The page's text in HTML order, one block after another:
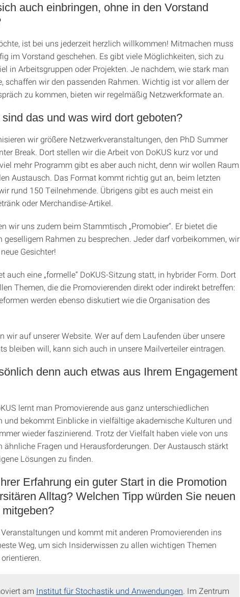
auch einbringen, ohne in den Vorstand
ist bei uns jederzeit herzlich willkommen! Mitmachen muss
im Vorstand geschehen. Es gibt viele Möglichkeiten, sich zu
in Arbeitsgruppen oder Projekten. Je nachdem, wie stark man
schaffen wir den passenden Rahmen. Wichtig ist vor allem der
zu kommen, bieten wir regelmäßig Netzwerkformate an.
das und was wird dort geboten?
wir größere Netzwerkveranstaltungen, den PhD Summer
Break. Dort stellen wir die Arbeit von DoKUS kurz vor und
mehr Programm gibt es aber auch nicht, denn wir wollen Raum
Austausch. Das Format kommt richtig gut an, beim letzten
rund 150 Teilnehmende. Übrigens gibt es auch meist ein
oder Merchandise-Artikel.
wir uns zudem beim Stammtisch „Promobier“. Er bietet die
geselligem Rahmen zu besprechen. Jeder darf vorbeikommen, wir
Gesichter!
auch eine „formelle“ DoKUS-Sitzung statt, in hybrider Form. Dort
Themen, die die Promovierenden direkt oder indirekt betreffen:
werden ebenso diskutiert wie die Organisation des
wir auf unserer Website. Wer auf dem Laufenden über unsere
bleiben will, kann sich auch in unsere Mailverteiler eintragen.
denn auch etwas aus Ihrem Engagement
lernt man Promovierende aus ganz unterschiedlichen
und bekommt Einblicke in vielfältige akademische Kulturen und
wieder faszinierend. Trotz der Vielfalt haben viele von uns
ähnliche Fragen und Herausforderungen. Der Austausch stärkt
Lösungen zu finden.
Erfahrung ein guter Start in die Promotion
Alltag? Welchen Tipp würden Sie neuen
und kommt mit anderen Promovierenden ins
Weg, um sich Insiderwissen zu allen wichtigen Themen
am Institut für Stochastik und Anwendungen. Im Zentrum